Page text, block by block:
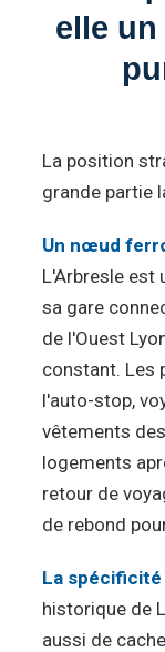
elle
La position
grande partie
Un nœud
L'Arbresle est
sa gare
de l'Ouest
constant. Les
l'auto-stop,
vêtements
logements
retour de
de rebond
La spécificité
historique de
aussi de